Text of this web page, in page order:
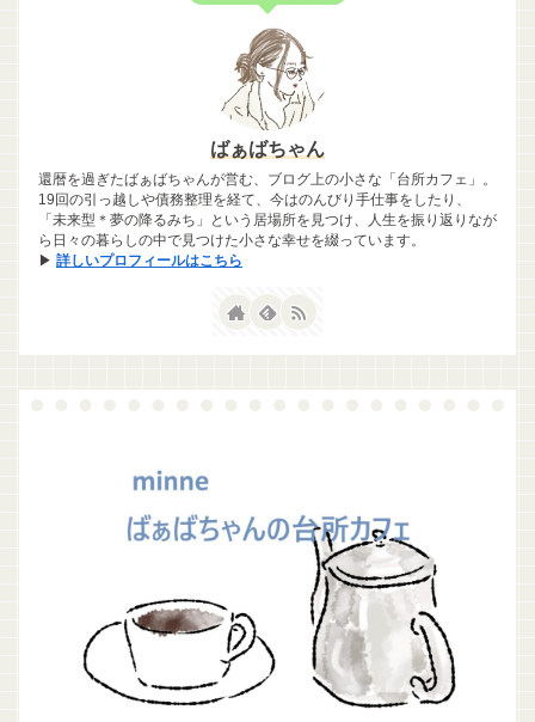
ばぁばちゃん
還暦を過ぎたばぁばちゃんが営む、ブログ上の小さな「台所カフェ」。
19回の引っ越しや債務整理を経て、今はのんびり手仕事をしたり、
「未来型＊夢の降るみち」という居場所を見つけ、人生を振り返りなが
ら日々の暮らしの中で見つけた小さな幸せを綴っています。
▶ 詳しいプロフィールはこちら